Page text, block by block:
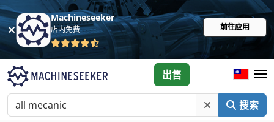
Machineseeker
店内免费 前往应用
搜索
出售